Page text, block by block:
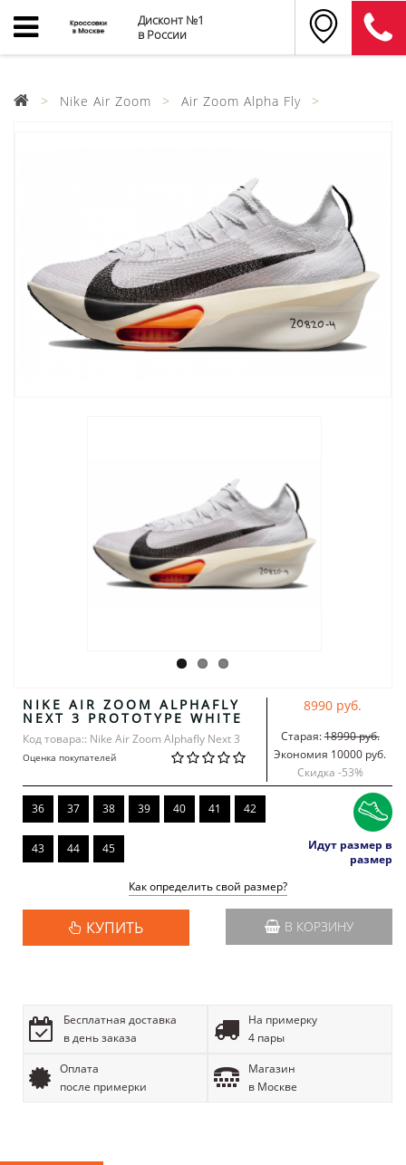
Дисконт №1
в России
Nike Air Zoom Air Zoom Alpha Fly
NIKE AIR ZOOM ALPHAFLY
NEXT 3 PROTOTYPE WHITE
Код товара:: Nike Air Zoom Alphafly Next 3
Оценка покупателей
8990 руб.
Старая:18990 руб.
Экономия 10000 руб.
Скидка -53%
36 37 38 39 40 41 42
43 44 45
Идут размер в
размер
Как определить свой размер?
КУПИТЬ В КОРЗИНУ
Бесплатная доставка
в день заказа
На примерку
4 пары
Оплата
после примерки
Магазин
в Москве